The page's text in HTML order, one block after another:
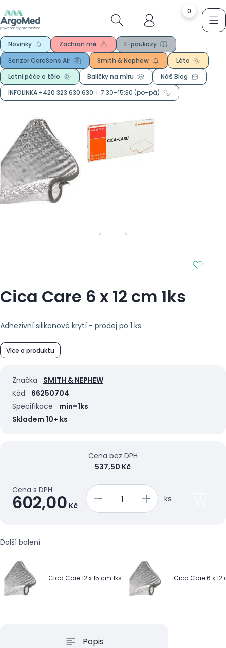
0
Novinky Zachraň mě
E-poukazy
Senzor CareSens Air
Smith & Nephew
Léto
Letní péče o tělo
Balíčky na míru
Náš Blog
INFOLINKA +420 323 630 630 | 7:30–15:30 (po–pá)
Cica Care 6 x 12 cm 1ks
Adhezivní silikonové krytí - prodej po 1 ks.
Více o produktu
Značka
SMITH & NEPHEW
Kód
66250704
Specifikace
min=1ks
Skladem 10+ ks
Cena s DPH
602,00 Kč
Cena bez DPH
537,50 Kč
ks
Další balení
Cica Care 12 x 15 cm 1ks Cica Care 6 x 12
Popis